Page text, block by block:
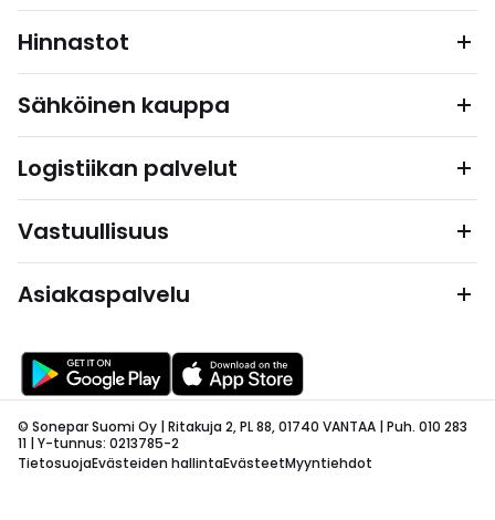
Hinnastot
Sähköinen kauppa
Logistiikan palvelut
Vastuullisuus
Asiakaspalvelu
© Sonepar Suomi Oy | Ritakuja 2, PL 88, 01740 VANTAA | Puh. 010 283
11 | Y-tunnus: 0213785-2
TietosuojaEvästeiden hallintaEvästeetMyyntiehdot